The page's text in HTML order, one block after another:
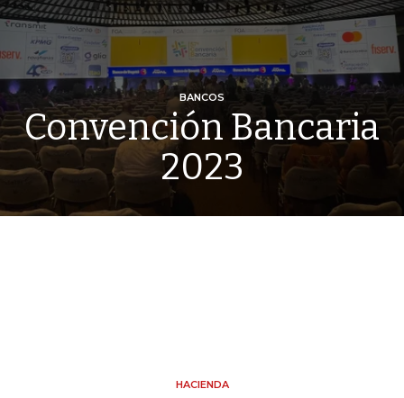
BANCOS
Convención Bancaria
2023
HACIENDA